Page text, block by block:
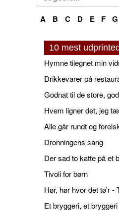
A B C D E F G
10 mest
Drikkevarer på
Godnat til de store,
Hvem ligner det, jeg
Alle går rundt og
Dronningens sang
Der sad to katte på et
Tivoli for børn
Hør, hør hvor det tø'r -
Et bryggeri, et bryggeri